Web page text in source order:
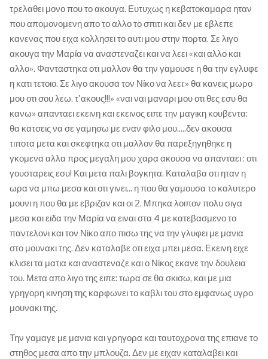
τρελαθει μονο που το ακουγα. Ευτυχως η κεβατοκαμαρα ηταν
που απομονομενη απο το αλλο το σπιτι και δεν με εβλεπε
κανενας που ειχα κολλησει το αυτι μου στην πορτα. Σε λιγο
ακουγα την Μαρία να αναστεναζει και να λεει «και αλλο και
αλλο». Φανταστηκα οτι μαλλον θα την γαμουσε η θα την εγλυφε
η κατι τετοιο. Σε λιγο ακουσα τον Νίκο να λεει:» θα κανεις μωρο
μου οτι σου λεω. τ'ακους!!!» «ναι ναι μαναρι μου οτι θες εσυ θα
κανω» απανταει εκεινη και εκεινος ειπε την μαγικη κουβεντα:
θα κατσεις να σε γαμησω με εναν φιλο μου.....δεν ακουσα
τιποτα μετα και σκεφτηκα οτι μαλλον θα παρεξηγηθηκε η
γκομενα αλλα προς μεγαλη μου χαρα ακουσα να απανταει : οτι
γουσταρεις εσυ! Και μετα παλι βογκητα. Καταλαβα οτι ηταν η
ωρα να μπω μεσα και οτι γινει... η που θα γαμουσα το καλυτερο
μουνι η που θα με εβριζαν και οι 2. Μπηκα λοιπον πολυ σιγα
μεσα και ειδα την Μαρία να ειναι στα 4 με κατεβασμενο το
παντελονι και τον Νίκο απο πισω της να την γλυφει με μανια
στο μουνακι της. Δεν καταλαβε οτι ειχα μπει μεσα. Εκεινη ειχε
κλισει τα ματια και αναστεναζε και ο Νίκος εκανε την δουλεια
του. Μετα απο λιγο της ειπε: τωρα σε θα σκισω, και με μια
γρηγορη κινηση της καρφωνει το καβλι του στο εμφανως υγρο
μουνακι της.
Την γαμαγε με μανια και γρηγορα και ταυτοχρονα της επιανε το
στηθος μεσα απο την μπλουζα. Δεν με ειχαν καταλαβει και